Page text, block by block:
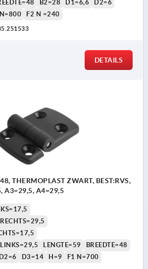
B2=28 D1=6,6
D2=6
F2 N =240
DETAILS
THERMOPLAST ZWART, BEST:RVS,
A3=29,5, A4=29,5
LINKS=29,5
LENGTE=59
BREEDTE=48
D2=6 D3=14 H=9
F1 N=700